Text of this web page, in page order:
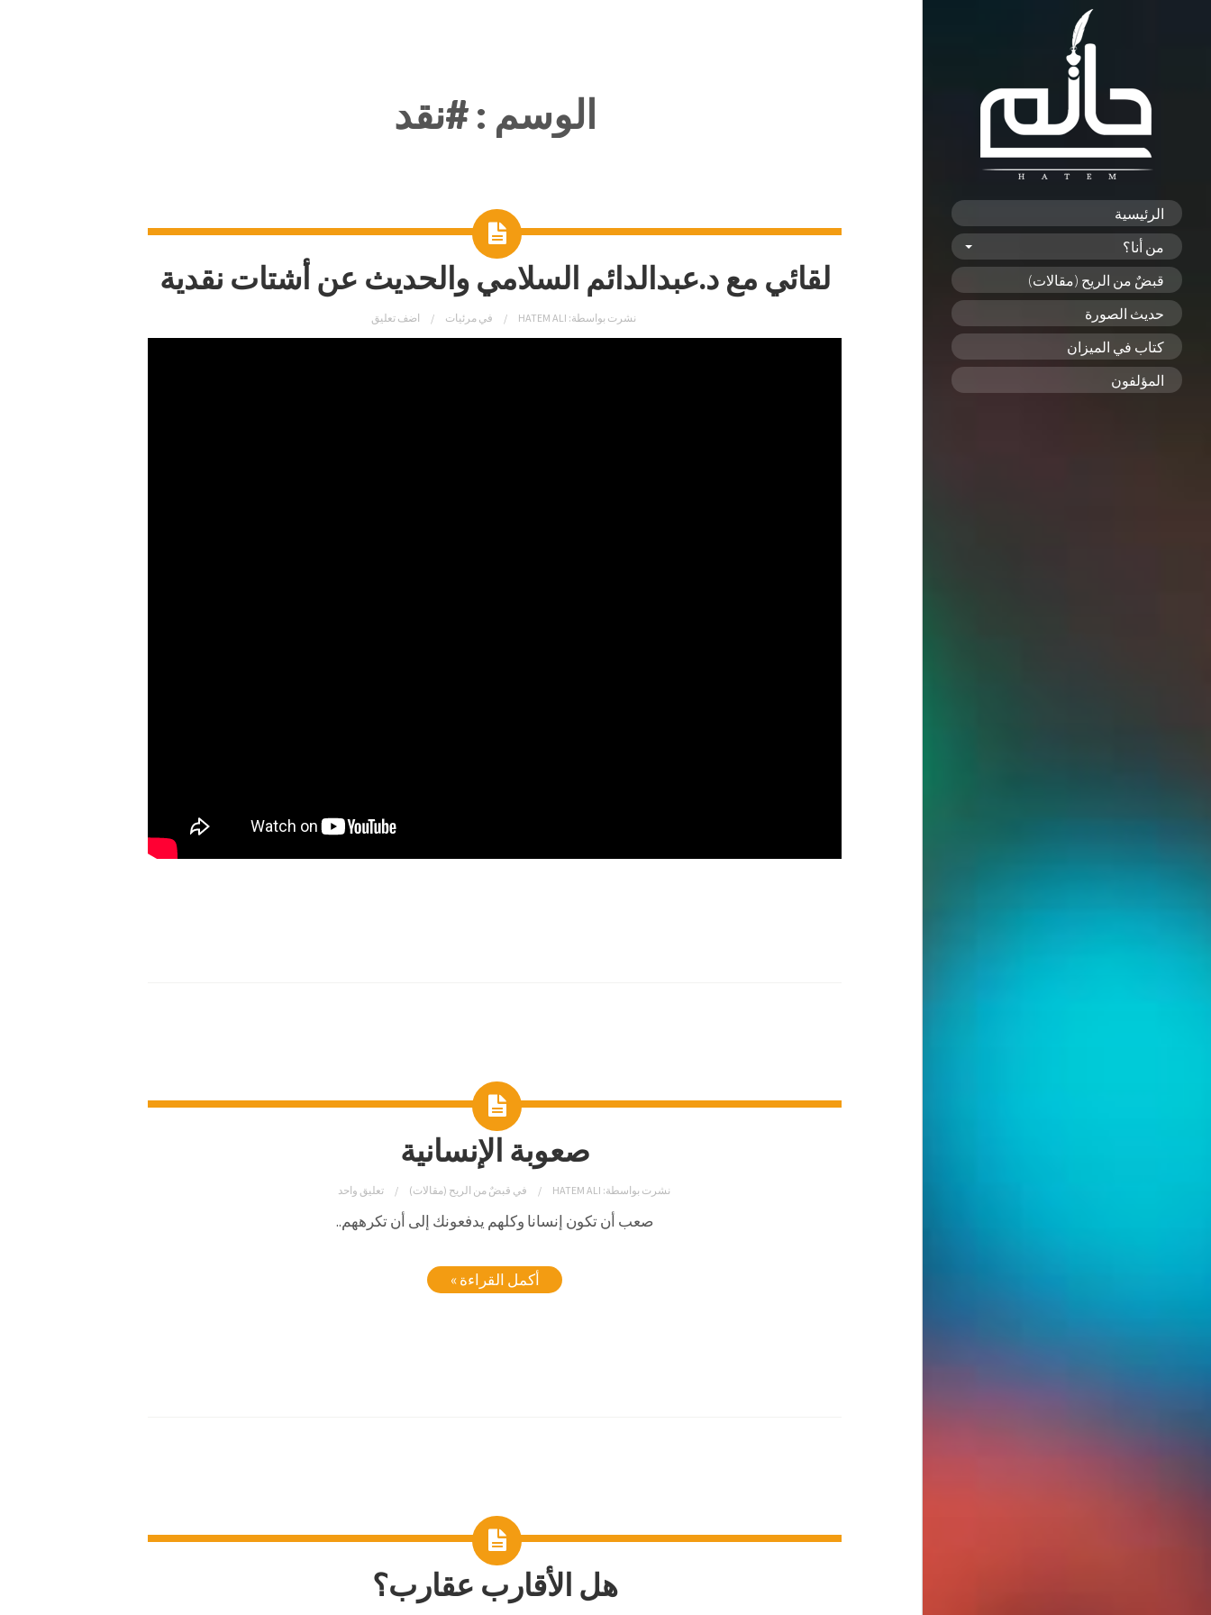
الرئيسية
من أنا؟
قبضٌ من الريح (مقالات)
حديث الصورة
كتاب في الميزان
المؤلفون
الوسم :#نقد
لقائي مع د.عبدالدائم السلامي والحديث عن أشتات نقدية
نشرت بواسطة: HATEM ALI في مرئيات اضف تعليق
صعوبة الإنسانية
نشرت بواسطة: HATEM ALI في قبضٌ من الريح (مقالات) تعليق واحد
صعب أن تكون إنسانا وكلهم يدفعونك إلى أن تكرههم..
أكمل القراءة »
هل الأقارب عقارب؟